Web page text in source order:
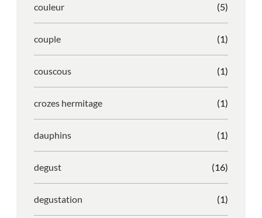
couleur (5)
couple (1)
couscous (1)
crozes hermitage (1)
dauphins (1)
degust (16)
degustation (1)